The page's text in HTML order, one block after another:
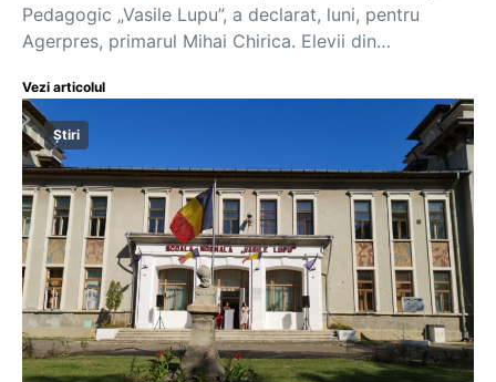
Pedagogic „Vasile Lupu”, a declarat, luni, pentru
Agerpres, primarul Mihai Chirica. Elevii din…
Vezi articolul
Știri